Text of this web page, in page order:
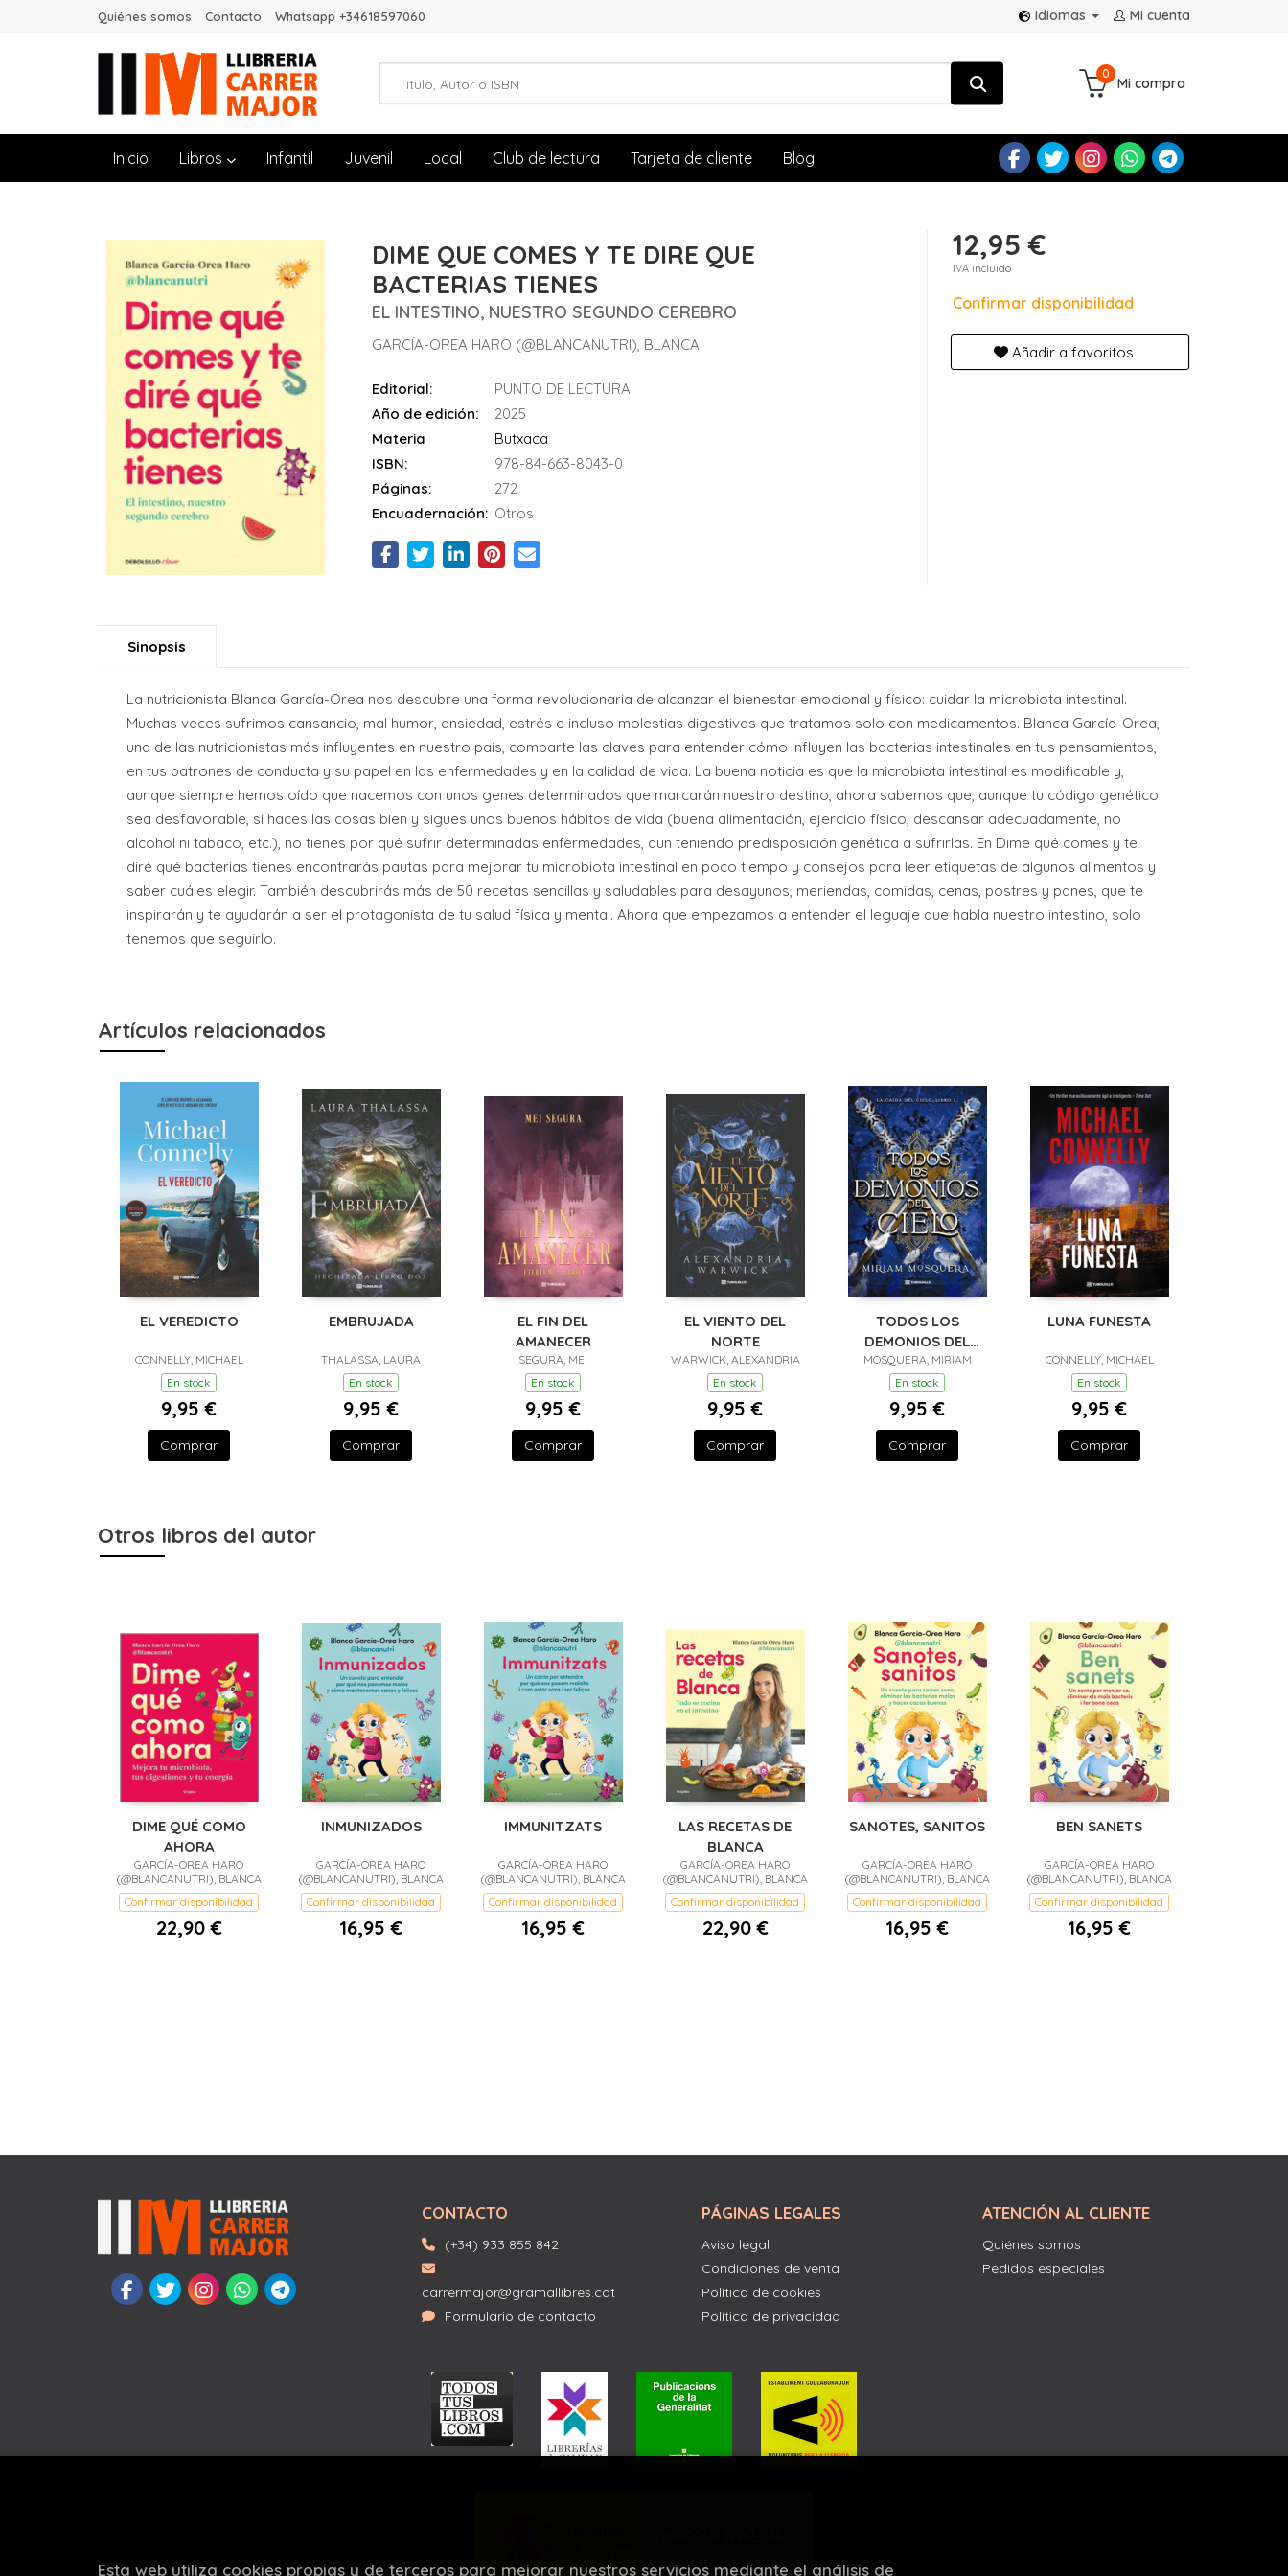
Mi cuenta
Idiomas
Quiénes somos Contacto Whatsapp +34618597060
Mi compra
0
Inicio Libros Infantil Juvenil Local Club de lectura Tarjeta de cliente Blog
DIME QUE COMES Y TE DIRE QUE
BACTERIAS TIENES
EL INTESTINO, NUESTRO SEGUNDO CEREBRO
GARCÍA-OREA HARO (@BLANCANUTRI), BLANCA
Editorial:
PUNTO DE LECTURA
Año de edición:
2025
Materia
Butxaca
ISBN:
978-84-663-8043-0
Páginas:
272
Encuadernación: Otros
12,95 €
IVA incluido
Confirmar disponibilidad
Añadir a favoritos
Sinopsis
La nutricionista Blanca García-Orea nos descubre una forma revolucionaria de alcanzar el bienestar emocional y físico: cuidar la microbiota intestinal.
Muchas veces sufrimos cansancio, mal humor, ansiedad, estrés e incluso molestias digestivas que tratamos solo con medicamentos. Blanca García-Orea,
una de las nutricionistas más influyentes en nuestro país, comparte las claves para entender cómo influyen las bacterias intestinales en tus pensamientos,
en tus patrones de conducta y su papel en las enfermedades y en la calidad de vida. La buena noticia es que la microbiota intestinal es modificable y,
aunque siempre hemos oído que nacemos con unos genes determinados que marcarán nuestro destino, ahora sabemos que, aunque tu código genético
sea desfavorable, si haces las cosas bien y sigues unos buenos hábitos de vida (buena alimentación, ejercicio físico, descansar adecuadamente, no
alcohol ni tabaco, etc.), no tienes por qué sufrir determinadas enfermedades, aun teniendo predisposición genética a sufrirlas. En Dime qué comes y te
diré qué bacterias tienes encontrarás pautas para mejorar tu microbiota intestinal en poco tiempo y consejos para leer etiquetas de algunos alimentos y
saber cuáles elegir. También descubrirás más de 50 recetas sencillas y saludables para desayunos, meriendas, comidas, cenas, postres y panes, que te
inspirarán y te ayudarán a ser el protagonista de tu salud física y mental. Ahora que empezamos a entender el leguaje que habla nuestro intestino, solo
tenemos que seguirlo.
Artículos relacionados
EL VEREDICTO
CONNELLY, MICHAEL
En stock
9,95 €
Comprar
EMBRUJADA
THALASSA, LAURA
En stock
9,95 €
Comprar
EL FIN DEL
AMANECER
SEGURA, MEI
En stock
9,95 €
Comprar
EL VIENTO DEL
NORTE
WARWICK, ALEXANDRIA
En stock
9,95 €
Comprar
TODOS LOS
DEMONIOS DEL
CIELO
MOSQUERA, MIRIAM
En stock
9,95 €
Comprar
LUNA FUNESTA
CONNELLY, MICHAEL
En stock
9,95 €
Comprar
Otros libros del autor
DIME QUÉ COMO
AHORA
GARCÍA-OREA HARO
(@BLANCANUTRI), BLANCA
Confirmar disponibilidad
22,90 €
INMUNIZADOS
GARCÍA-OREA HARO
(@BLANCANUTRI), BLANCA
Confirmar disponibilidad
16,95 €
IMMUNITZATS
GARCÍA-OREA HARO
(@BLANCANUTRI), BLANCA
Confirmar disponibilidad
16,95 €
LAS RECETAS DE
BLANCA
GARCÍA-OREA HARO
(@BLANCANUTRI), BLANCA
Confirmar disponibilidad
22,90 €
SANOTES, SANITOS
GARCÍA-OREA HARO
(@BLANCANUTRI), BLANCA
Confirmar disponibilidad
16,95 €
BEN SANETS
GARCÍA-OREA HARO
(@BLANCANUTRI), BLANCA
Confirmar disponibilidad
16,95 €
CONTACTO
(+34) 933 855 842
carrermajor@gramallibres.cat
Formulario de contacto
PÁGINAS LEGALES
Aviso legal
Condiciones de venta
Política de cookies
Política de privacidad
ATENCIÓN AL CLIENTE
Quiénes somos
Pedidos especiales
Esta web utiliza cookies propias y de terceros para mejorar nuestros servicios mediante el análisis de